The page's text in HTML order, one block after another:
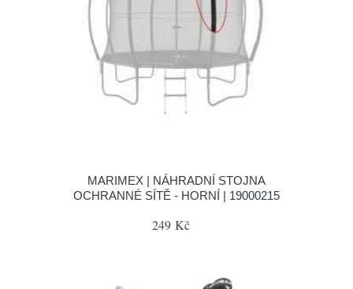
MARIMEX | NÁHRADNÍ STOJNA
OCHRANNÉ SÍTĚ - HORNÍ | 19000215
249 Kč